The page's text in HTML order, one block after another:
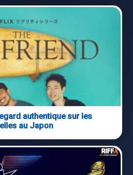
authentique sur les
au Japon